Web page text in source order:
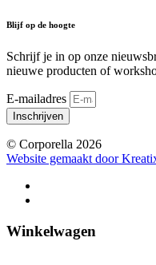
Blijf op de hoogte
Schrijf je in op onze
nieuwe producten of
E-mailadres
Inschrijven
© Corporella 2026
Website gemaakt door
Winkelwagen